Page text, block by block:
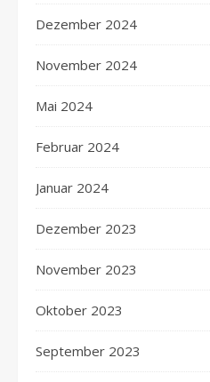
Dezember 2024
November 2024
Mai 2024
Februar 2024
Januar 2024
Dezember 2023
November 2023
Oktober 2023
September 2023